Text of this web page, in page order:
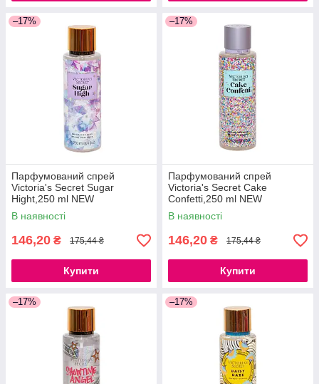
–17%
Парфумований спрей
Victoria's Secret Sugar
Hight,250 ml NEW
В наявності
146,20 ₴ 175,44 ₴
Купити
–17%
Парфумований спрей
Victoria's Secret Cake
Confetti,250 ml NEW
В наявності
146,20 ₴ 175,44 ₴
Купити
–17% –17%